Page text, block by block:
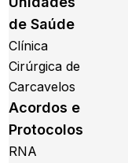
de Saúde
Clínica
Cirúrgica de
Carcavelos
Acordos e
Protocolos
RNA